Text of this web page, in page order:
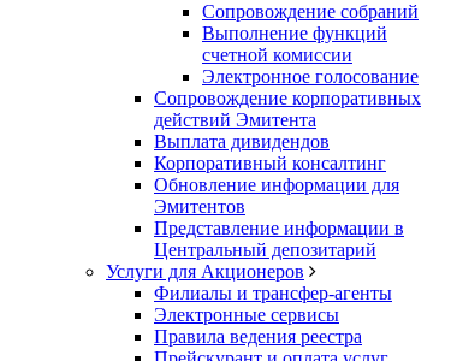
Сопровождение собраний
Выполнение функций
счетной комиссии
Электронное голосование
Сопровождение корпоративных
действий Эмитента
Выплата дивидендов
Корпоративный консалтинг
Обновление информации для
Эмитентов
Представление информации в
Центральный депозитарий
Услуги для Акционеров
Филиалы и трансфер-агенты
Электронные сервисы
Правила ведения реестра